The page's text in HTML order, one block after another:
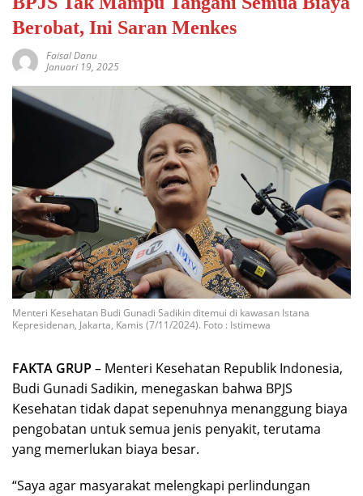
Berobat, Ini Saran Menkes
Faisal Danu
Januari 19, 2025
Menteri Kesehatan Budi Gunadi Sadikin ditemui di kawasan Istana
Kepresidenan, Jakarta, Kamis (7/11/2024). Foto : Istimewa
FAKTA GRUP – Menteri Kesehatan Republik Indonesia,
Budi Gunadi Sadikin, menegaskan bahwa BPJS
Kesehatan tidak dapat sepenuhnya menanggung biaya
pengobatan untuk semua jenis penyakit, terutama
yang memerlukan biaya besar.
“Saya agar masyarakat melengkapi perlindungan